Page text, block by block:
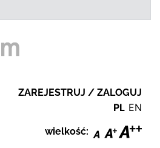
ZAREJESTRUJ / ZALOGUJ
PL EN
wielkość: